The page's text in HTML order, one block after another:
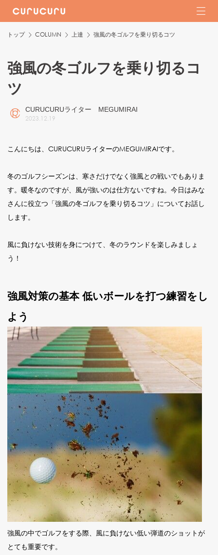
トップ COLUMN 上達 強風の冬ゴルフを乗り切るコツ
強風の冬ゴルフを乗り切るコ
ツ
CURUCURUライター MEGUMIRAI
2023.12.19
こんにちは、CURUCURUライターのMEGUMIRAIです。
冬のゴルフシーズンは、寒さだけでなく強風との戦いでもありま
す。暖冬なのですが、風が強いのは仕方ないですね。今日はみな
さんに役立つ「強風の冬ゴルフを乗り切るコツ」についてお話し
します。
風に負けない技術を身につけて、冬のラウンドを楽しみましょ
う！
強風対策の基本 低いボールを打つ練習をし
よう
強風の中でゴルフをする際、風に負けない低い弾道のショットが
とても重要です。